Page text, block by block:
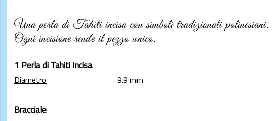
Una perla di Tahiti incisa con simboli tradizionali polinesiani.
Ogni incisione rende il pezzo unico.
1 Perla di Tahiti Incisa
Diametro 9.9 mm
Bracciale